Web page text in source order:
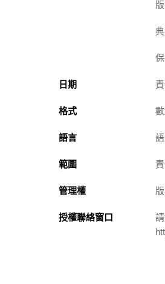
日期
格式
語言
範圍
管理權
授權聯絡窗口